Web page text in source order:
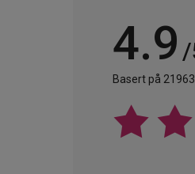
4.9
Basert på